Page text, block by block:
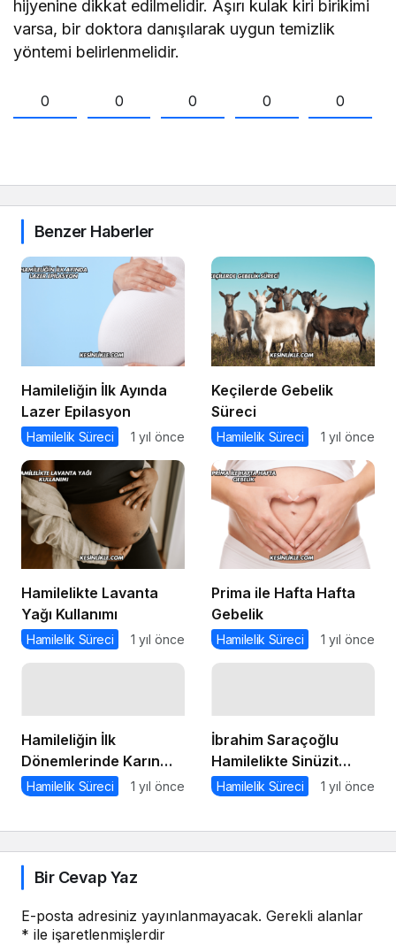
hijyenine dikkat edilmelidir. Aşırı kulak kiri birikimi
varsa, bir doktora danışılarak uygun temizlik
yöntemi belirlenmelidir.
0 0 0 0 0
Benzer Haberler
Hamileliğin İlk Ayında
Lazer Epilasyon
Hamilelik Süreci 1 yıl önce
Keçilerde Gebelik
Süreci
Hamilelik Süreci 1 yıl önce
Hamilelikte Lavanta
Yağı Kullanımı
Hamilelik Süreci 1 yıl önce
Prima ile Hafta Hafta
Gebelik
Hamilelik Süreci 1 yıl önce
Hamileliğin İlk
Dönemlerinde Karın
Ağrısı
Hamilelik Süreci 1 yıl önce
İbrahim Saraçoğlu
Hamilelikte Sinüzit
Tedavisi
Hamilelik Süreci 1 yıl önce
Bir Cevap Yaz
E-posta adresiniz yayınlanmayacak. Gerekli alanlar
* ile işaretlenmişlerdir